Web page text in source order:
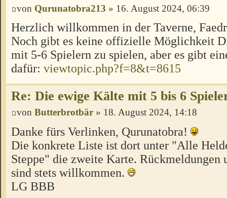
von Qurunatobra213 » 16. August 2024, 06:39
Herzlich willkommen in der Taverne,
Noch gibt es keine offizielle Möglichkeit
mit 5-6 Spielern zu spielen, aber es gibt
dafür: viewtopic.php?f=8&t=8615
Re: Die ewige Kälte mit 5 bis 6
von Butterbrotbär » 18. August 2024, 14:18
Danke fürs Verlinken, Qurunatobra!
Die konkrete Liste ist dort unter "Alle
Steppe" die zweite Karte. Rückmeldungen
sind stets willkommen.
LG BBB